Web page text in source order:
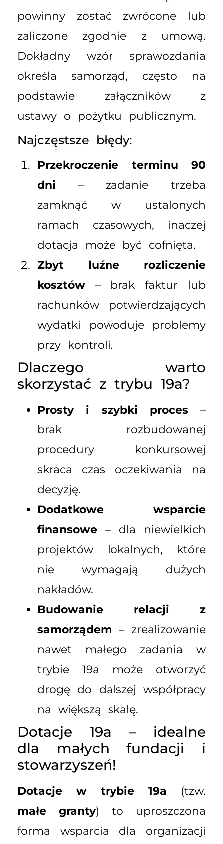
powinny zostać zwrócone lub
zaliczone zgodnie z umową.
Dokładny wzór sprawozdania
określa samorząd, często na
podstawie załączników z
ustawy o pożytku publicznym.
Najczęstsze błędy:
Przekroczenie terminu 90
dni – zadanie trzeba
zamknąć w ustalonych
ramach czasowych, inaczej
dotacja może być cofnięta.
Zbyt luźne rozliczenie
kosztów – brak faktur lub
rachunków potwierdzających
wydatki powoduje problemy
przy kontroli.
Dlaczego warto
skorzystać z trybu 19a?
Prosty i szybki proces–
brak rozbudowanej
procedury konkursowej
skraca czas oczekiwania na
decyzję.
Dodatkowe wsparcie
finansowe – dla niewielkich
projektów lokalnych, które
nie wymagają dużych
nakładów.
Budowanie relacji z
samorządem – zrealizowanie
nawet małego zadania w
trybie 19a może otworzyć
drogę do dalszej współpracy
na większą skalę.
Dotacje 19a – idealne
dla małych fundacji i
stowarzyszeń!
Dotacje w trybie 19a (tzw.
małe granty) to uproszczona
forma wsparcia dla organizacji